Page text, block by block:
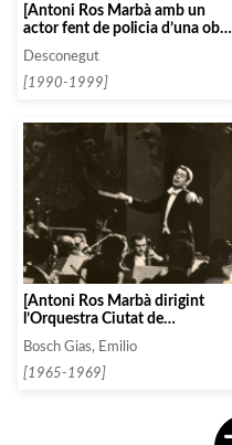
[Antoni Ros Marbà amb un
actor fent de policia d’una obra
Gran Teatre del Liceu]
Desconegut
[1990-1999]
[Antoni Ros Marbà dirigint
l’Orquestra Ciutat de
Barcelona al Palau de la
Música]
Bosch Gias, Emilio
[1965-1969]